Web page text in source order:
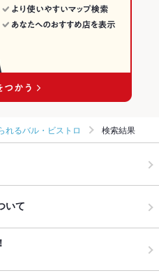
れるバル・ビストロ 検索結果
いて